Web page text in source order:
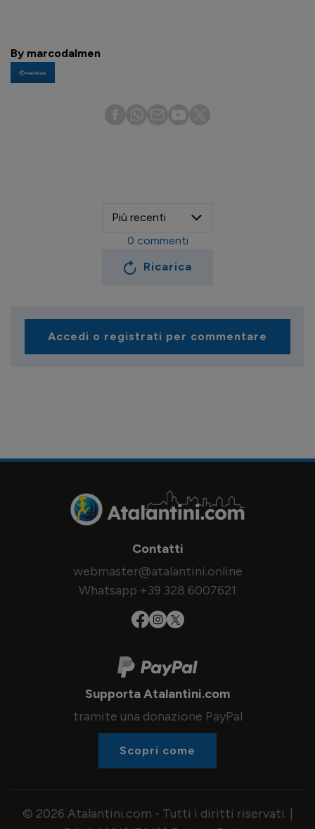
By marcodalmen
Ricarica
0 commenti
Accedi o registrati per commentare
Contatti
webmaster@atalantini.online
Whatsapp +39 328 6007621
Supporta Atalantini.com
tramite una donazione PayPal
Scopri come
© 2026 Atalantini.com - Tutti i diritti riservati. |